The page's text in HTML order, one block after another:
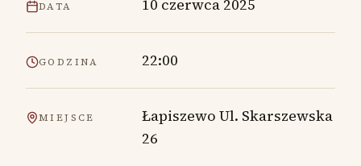
DATA 10 czerwca 2025
GODZINA 22:00
MIEJSCE
Łapiszewo Ul. Skarszewska
26